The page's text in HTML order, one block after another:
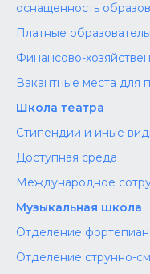
оснащенность
Платные
Финансово-
Вакантные места для
Школа театра
Стипендии и иные
Доступная среда
Международное
Музыкальная школа
Отделение
Отделение струнно-